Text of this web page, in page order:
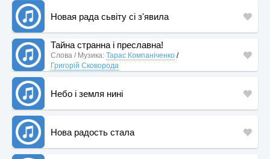
Новая рада сьвіту сі з'явила
Тайна странна і преславна!
Слова / Музика: Тарас Компаніченко /
Григорій Сковорода
Небо і земля нині
Нова радость стала